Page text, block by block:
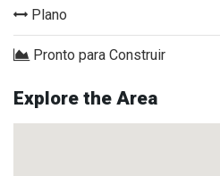
Plano
Pronto para Construir
Explore the Area